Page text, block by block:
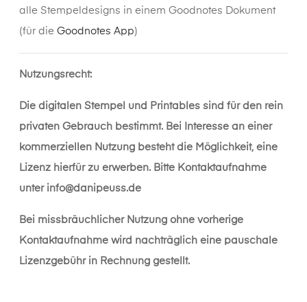
alle Stempeldesigns in einem Goodnotes Dokument
(für die Goodnotes App)
Nutzungsrecht:
Die digitalen Stempel und Printables sind für den rein
privaten Gebrauch bestimmt. Bei Interesse an einer
kommerziellen Nutzung besteht die Möglichkeit, eine
Lizenz hierfür zu erwerben. Bitte Kontaktaufnahme
unter info@danipeuss.de
Bei missbräuchlicher Nutzung ohne vorherige
Kontaktaufnahme wird nachträglich eine pauschale
Lizenzgebühr in Rechnung gestellt.